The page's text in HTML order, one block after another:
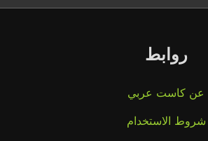
روابط
عن كاست عربي
شروط الاستخدام